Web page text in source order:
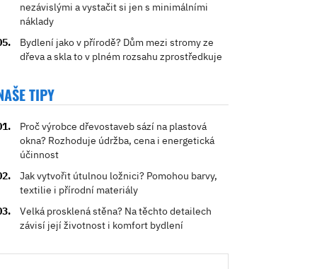
nezávislými a vystačit si jen s minimálními
náklady
Bydlení jako v přírodě? Dům mezi stromy ze
dřeva a skla to v plném rozsahu zprostředkuje
TIPY
Proč výrobce dřevostaveb sází na plastová
okna? Rozhoduje údržba, cena i energetická
účinnost
Jak vytvořit útulnou ložnici? Pomohou barvy,
textilie i přírodní materiály
Velká prosklená stěna? Na těchto detailech
závisí její životnost i komfort bydlení